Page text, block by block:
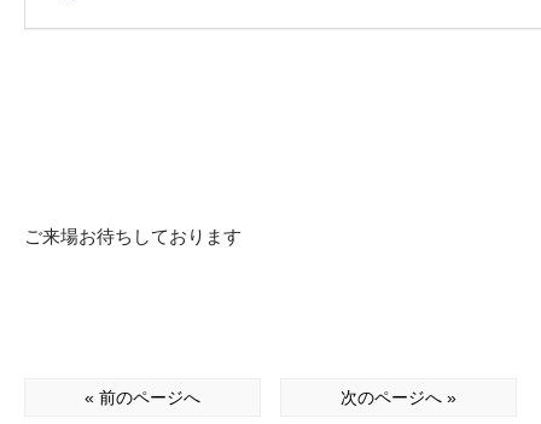
ご来場お待ちしております
« 前のページへ 次のページへ »